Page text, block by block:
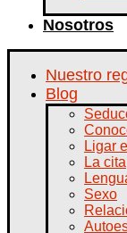
Nosotros
Nuestro
Blog
Ligar
La cita
Sexo